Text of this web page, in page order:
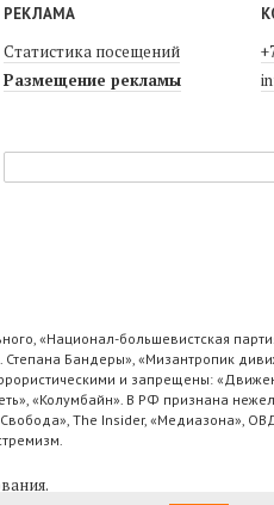
РЕКЛАМА
Статистика посещений
Размещение рекламы
«Национал-большевистская
Бандеры», «Мизантропик
и запрещены:
«Колумбайн». В РФ признана
The Insider, «Медиазона»,
.